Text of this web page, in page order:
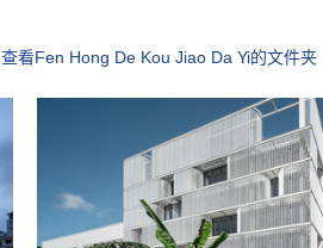
查看Fen Hong De Kou Jiao Da Yi的文件夹